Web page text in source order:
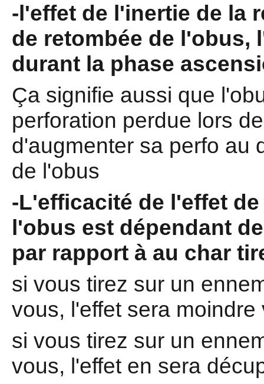
-l'effet de l'inertie de la
de retombée de l'obus,
durant la phase
Ça signifie aussi que
perforation perdue lors
d'augmenter sa perfo au
de l'obus
-L'efficacité de l'effet
l'obus est dépendant
par rapport à au char
si vous tirez sur un
vous, l'effet sera moindre
si vous tirez sur un
vous, l'effet en sera